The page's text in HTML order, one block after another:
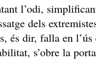
l’odi,
dels
és dir, falla en
s’obre la